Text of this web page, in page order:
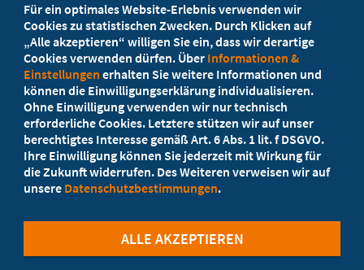
Ihr Landesverband berät Sie!
Ansprechpartner
Werden Sie jetzt Mitglied
5 Vorteile einer MB-Mitgliedschaft
Für ein optimales Website-Erlebnis verwenden wir
Cookies zu statistischen Zwecken. Durch Klicken auf
„Alle akzeptieren“ willigen Sie ein, dass wir derartige
Cookies verwenden dürfen. Über Informationen &
Einstellungen erhalten Sie weitere Informationen und
können die Einwilligungserklärung individualisieren.
Ohne Einwilligung verwenden wir nur technisch
erforderliche Cookies. Letztere stützen wir auf unser
berechtigtes Interesse gemäß Art. 6 Abs. 1 lit. f DSGVO.
Ihre Einwilligung können Sie jederzeit mit Wirkung für
die Zukunft widerrufen. Des Weiteren verweisen wir auf
unsere Datenschutzbestimmungen.
ALLE AKZEPTIEREN